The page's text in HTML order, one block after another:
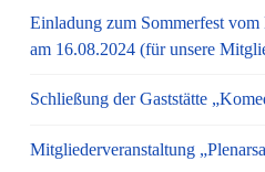
Einladung zum Sommerfest
am 16.08.2024 (für unsere
Schließung der Gaststätte
Mitgliederveranstaltung